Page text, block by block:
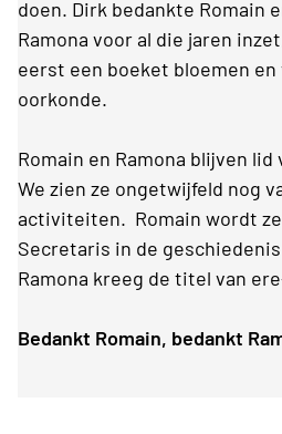
doen. Dirk bedankte Romain
Ramona voor al die jaren
eerst een boeket bloemen
oorkonde.
Romain en Ramona blijven
We zien ze ongetwijfeld nog
activiteiten. Romain wordt
Secretaris in de
Ramona kreeg de titel van
Bedankt Romain, bedankt